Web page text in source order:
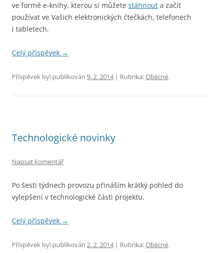
ve formě e-knihy, kterou si můžete stáhnout a začít
používat ve Vašich elektronických čtečkách, telefonech
i tabletech.
Celý příspěvek →
Příspěvek byl publikován 9. 2. 2014| Rubrika:Obecné.
Technologické novinky
Napsat komentář
Po šesti týdnech provozu přináším krátký pohled do
vylepšení v technologické části projektu.
Celý příspěvek →
Příspěvek byl publikován 2. 2. 2014| Rubrika:Obecné.